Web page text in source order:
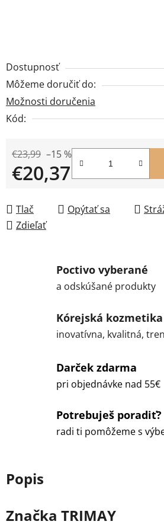
Dostupnosť
Môžeme doručiť do:
Možnosti doručenia
Kód:
€23,99 –15 %
€20,37
Tlač Opýtať sa
Zdieľať
Poctivo vyberané
a odskúšané produkty
Kórejská kozmetika
inovatívna, kvalitná,
Darček zdarma
pri objednávke nad 55€
Potrebuješ poradiť?
radi ti pomôžeme s
Popis
Značka TRIMAY